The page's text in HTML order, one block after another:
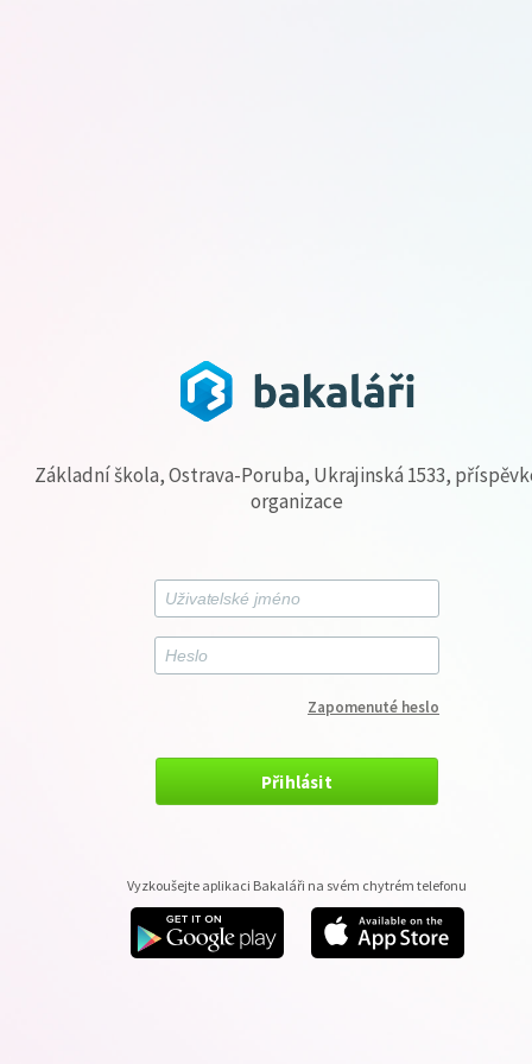
Základní škola, Ostrava-Poruba, Ukrajinská 1533,
organizace
Zapomenuté heslo
Přihlásit
Vyzkoušejte aplikaci Bakaláři na svém chytrém telefonu